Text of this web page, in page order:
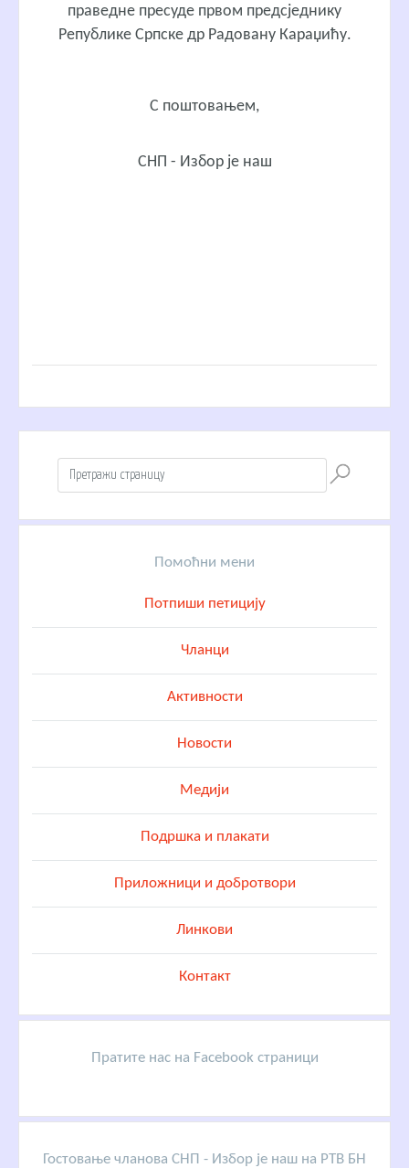
праведне пресуде првом предсједнику
Републике Српске др Радовану Караџићу.
С поштовањем,
СНП - Избор је наш
Помоћни мени
Потпиши петицију
Чланци
Активности
Новости
Медији
Подршка и плакати
Приложници и добротвори
Линкови
Контакт
Пратите нас на Facebook страници
Гостовање чланова СНП - Избор је наш на РТВ БН